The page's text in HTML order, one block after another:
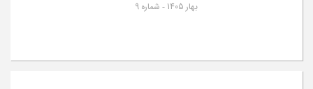
بهار 1405 - شماره 9